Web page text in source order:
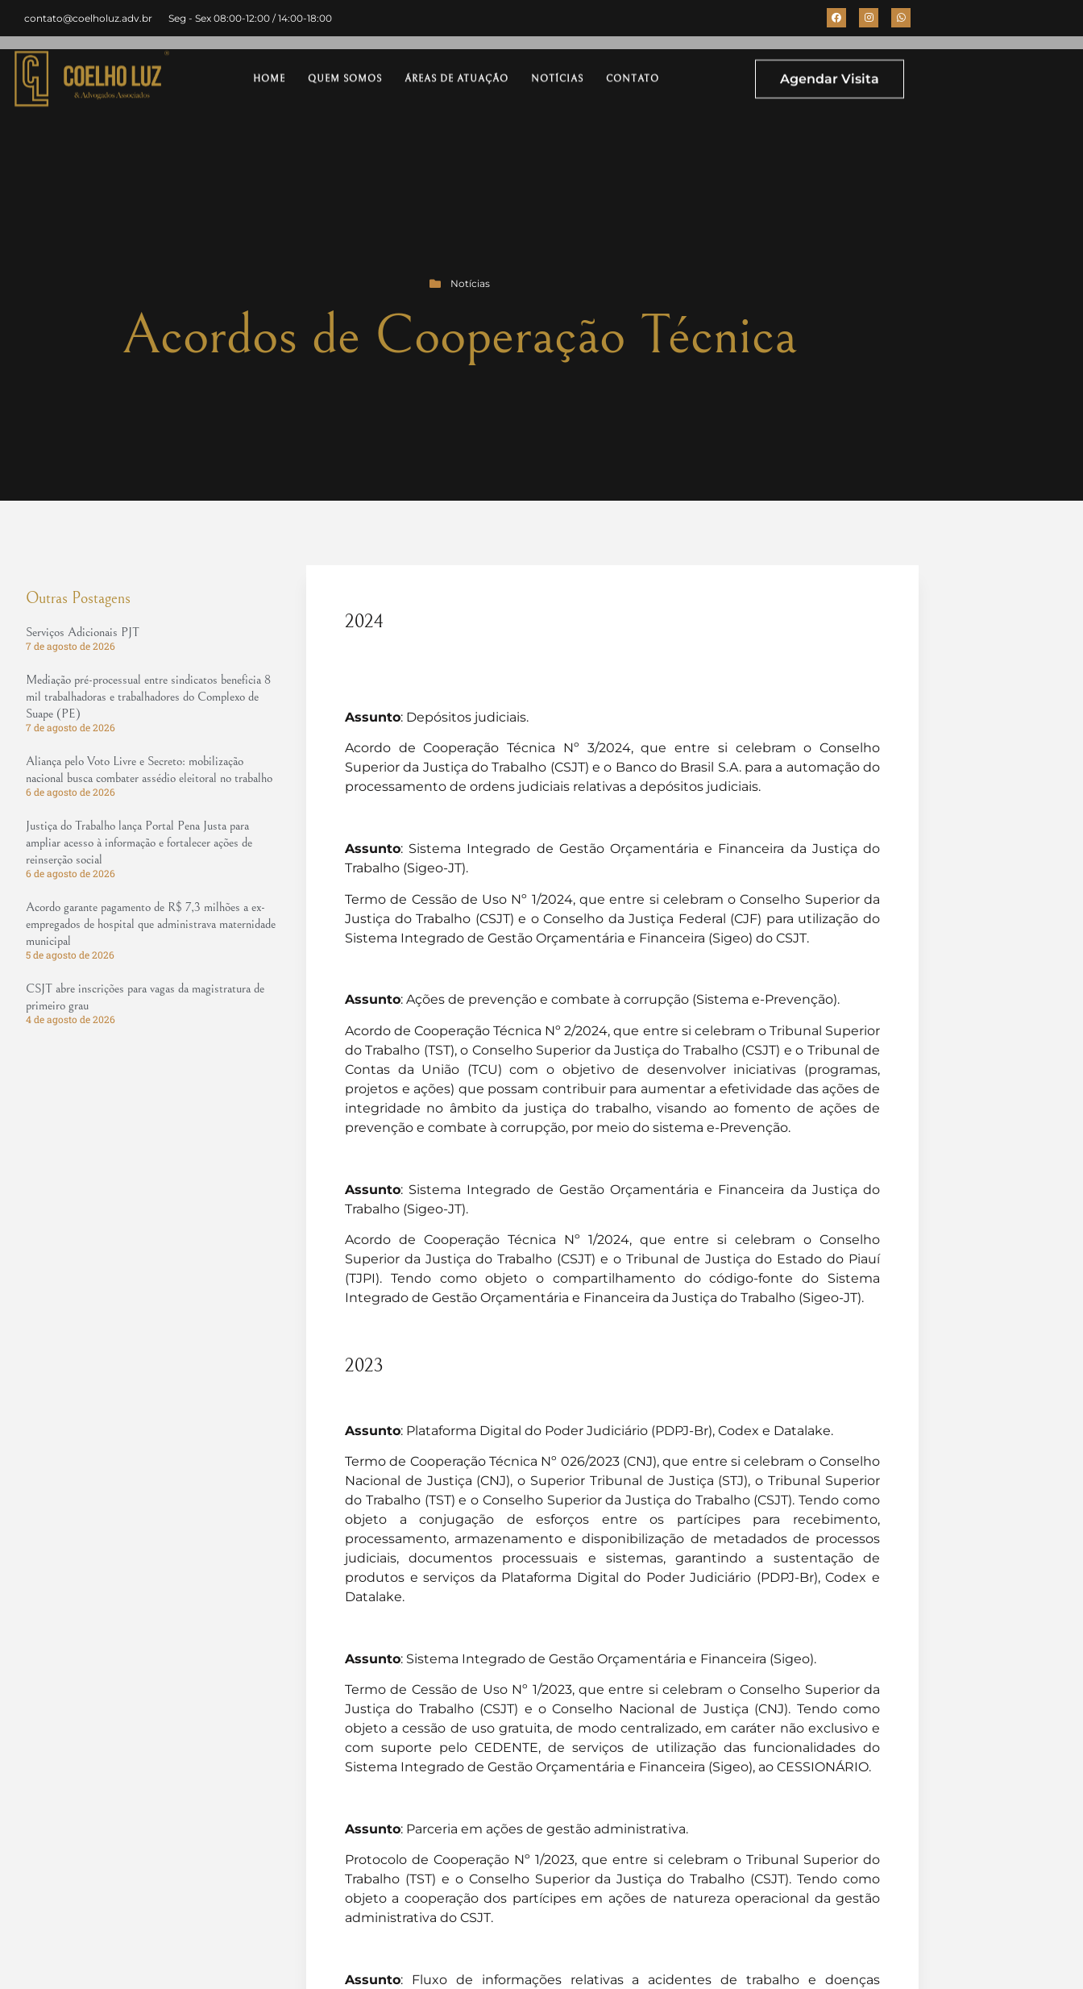
contato@coelholuz.adv.br Seg - Sex 08:00-12:00 / 14:00-18:00
HOME QUEM SOMOS ÁREAS DE ATUAÇÃO NOTÍCIAS CONTATO Agendar Visita
Notícias
Acordos de Cooperação Técnica
Outras Postagens
Serviços Adicionais PJT
7 de agosto de 2026
Mediação pré-processual entre sindicatos beneficia 8
mil trabalhadoras e trabalhadores do Complexo de
Suape (PE)
7 de agosto de 2026
Aliança pelo Voto Livre e Secreto: mobilização
nacional busca combater assédio eleitoral no trabalho
6 de agosto de 2026
Justiça do Trabalho lança Portal Pena Justa para
ampliar acesso à informação e fortalecer ações de
reinserção social
6 de agosto de 2026
Acordo garante pagamento de R$ 7,3 milhões a ex-
empregados de hospital que administrava maternidade
municipal
5 de agosto de 2026
CSJT abre inscrições para vagas da magistratura de
primeiro grau
4 de agosto de 2026
2024
Assunto: Depósitos judiciais.
Acordo de Cooperação Técnica Nº 3/2024, que entre si celebram o Conselho
Superior da Justiça do Trabalho (CSJT) e o Banco do Brasil S.A. para a automação do
processamento de ordens judiciais relativas a depósitos judiciais.
Assunto: Sistema Integrado de Gestão Orçamentária e Financeira da Justiça do
Trabalho (Sigeo-JT).
Termo de Cessão de Uso Nº 1/2024, que entre si celebram o Conselho Superior da
Justiça do Trabalho (CSJT) e o Conselho da Justiça Federal (CJF) para utilização do
Sistema Integrado de Gestão Orçamentária e Financeira (Sigeo) do CSJT.
Assunto: Ações de prevenção e combate à corrupção (Sistema e-Prevenção).
Acordo de Cooperação Técnica Nº 2/2024, que entre si celebram o Tribunal Superior
do Trabalho (TST), o Conselho Superior da Justiça do Trabalho (CSJT) e o Tribunal de
Contas da União (TCU) com o objetivo de desenvolver iniciativas (programas,
projetos e ações) que possam contribuir para aumentar a efetividade das ações de
integridade no âmbito da justiça do trabalho, visando ao fomento de ações de
prevenção e combate à corrupção, por meio do sistema e-Prevenção.
Assunto: Sistema Integrado de Gestão Orçamentária e Financeira da Justiça do
Trabalho (Sigeo-JT).
Acordo de Cooperação Técnica Nº 1/2024, que entre si celebram o Conselho
Superior da Justiça do Trabalho (CSJT) e o Tribunal de Justiça do Estado do Piauí
(TJPI). Tendo como objeto o compartilhamento do código-fonte do Sistema
Integrado de Gestão Orçamentária e Financeira da Justiça do Trabalho (Sigeo-JT).
2023
Assunto: Plataforma Digital do Poder Judiciário (PDPJ-Br), Codex e Datalake.
Termo de Cooperação Técnica Nº 026/2023 (CNJ), que entre si celebram o Conselho
Nacional de Justiça (CNJ), o Superior Tribunal de Justiça (STJ), o Tribunal Superior
do Trabalho (TST) e o Conselho Superior da Justiça do Trabalho (CSJT). Tendo como
objeto a conjugação de esforços entre os partícipes para recebimento,
processamento, armazenamento e disponibilização de metadados de processos
judiciais, documentos processuais e sistemas, garantindo a sustentação de
produtos e serviços da Plataforma Digital do Poder Judiciário (PDPJ-Br), Codex e
Datalake.
Assunto: Sistema Integrado de Gestão Orçamentária e Financeira (Sigeo).
Termo de Cessão de Uso Nº 1/2023, que entre si celebram o Conselho Superior da
Justiça do Trabalho (CSJT) e o Conselho Nacional de Justiça (CNJ). Tendo como
objeto a cessão de uso gratuita, de modo centralizado, em caráter não exclusivo e
com suporte pelo CEDENTE, de serviços de utilização das funcionalidades do
Sistema Integrado de Gestão Orçamentária e Financeira (Sigeo), ao CESSIONÁRIO.
Assunto: Parceria em ações de gestão administrativa.
Protocolo de Cooperação Nº 1/2023, que entre si celebram o Tribunal Superior do
Trabalho (TST) e o Conselho Superior da Justiça do Trabalho (CSJT). Tendo como
objeto a cooperação dos partícipes em ações de natureza operacional da gestão
administrativa do CSJT.
Assunto: Fluxo de informações relativas a acidentes de trabalho e doenças